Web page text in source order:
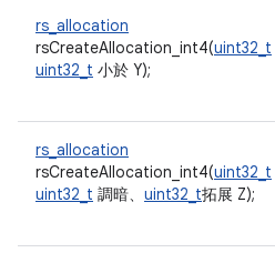
rs_allocation
rsCreateAllocation_int4(uint32_t
uint32_t 小於 Y);
rs_allocation
rsCreateAllocation_int4(uint32_t
uint32_t 調暗、 uint32_t拓展 Z);